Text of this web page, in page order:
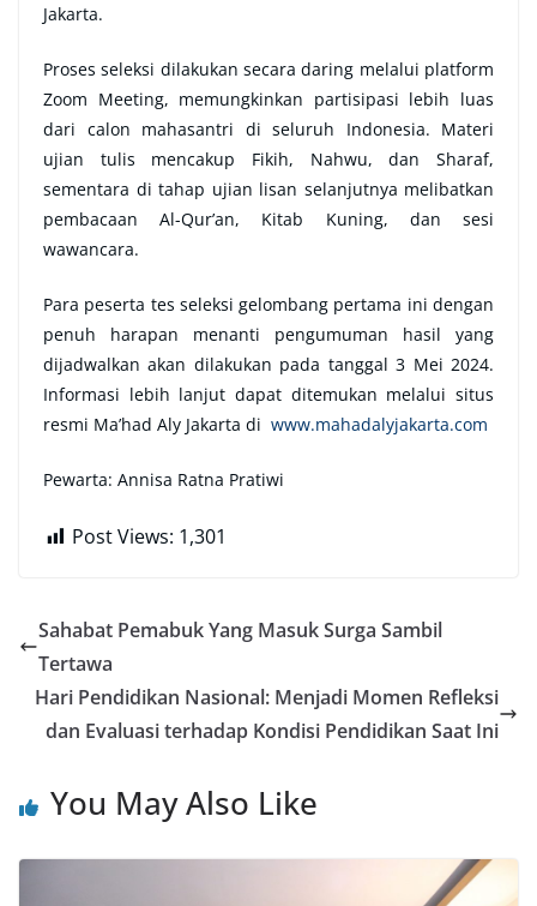
Jakarta.
Proses seleksi dilakukan secara daring melalui platform
Zoom Meeting, memungkinkan partisipasi lebih luas
dari calon mahasantri di seluruh Indonesia. Materi
ujian tulis mencakup Fikih, Nahwu, dan Sharaf,
sementara di tahap ujian lisan selanjutnya melibatkan
pembacaan Al-Qur’an, Kitab Kuning, dan sesi
wawancara.
Para peserta tes seleksi gelombang pertama ini dengan
penuh harapan menanti pengumuman hasil yang
dijadwalkan akan dilakukan pada tanggal 3 Mei 2024.
Informasi lebih lanjut dapat ditemukan melalui situs
resmi Ma’had Aly Jakarta di www.mahadalyjakarta.com
Pewarta: Annisa Ratna Pratiwi
Post Views: 1,301
Sahabat Pemabuk Yang Masuk Surga Sambil
Tertawa
Hari Pendidikan Nasional: Menjadi Momen Refleksi
dan Evaluasi terhadap Kondisi Pendidikan Saat Ini
You May Also Like